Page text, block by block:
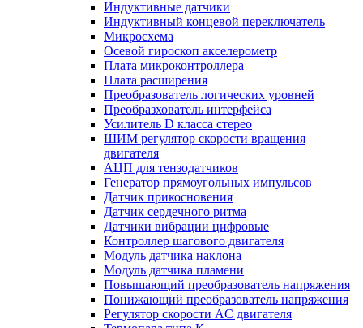
Индуктивные датчики
Индуктивный концевой переключатель
Микросхема
Осевой гироскоп акселерометр
Плата микроконтроллера
Плата расширения
Преобразователь логических уровней
Преобразхователь интерфейса
Усилитель D класса стерео
ШИМ регулятор скорости вращения
двигателя
АЦП для тензодатчиков
Генератор прямоугольных импульсов
Датчик прикосновения
Датчик сердечного ритма
Датчики вибрации цифровые
Контроллер шагового двигателя
Модуль датчика наклона
Модуль датчика пламени
Повышающий преобразователь напряжения
Понижающий преобразователь напряжения
Регулятор скорости AC двигателя